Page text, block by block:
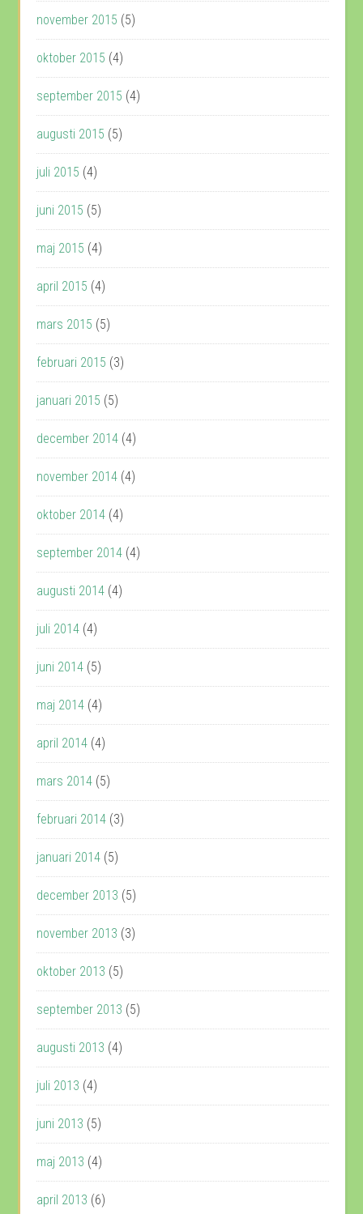
november 2015 (5)
oktober 2015 (4)
september 2015 (4)
augusti 2015 (5)
juli 2015 (4)
juni 2015 (5)
maj 2015 (4)
april 2015 (4)
mars 2015 (5)
februari 2015 (3)
januari 2015 (5)
december 2014 (4)
november 2014 (4)
oktober 2014 (4)
september 2014 (4)
augusti 2014 (4)
juli 2014 (4)
juni 2014 (5)
maj 2014 (4)
april 2014 (4)
mars 2014 (5)
februari 2014 (3)
januari 2014 (5)
december 2013 (5)
november 2013 (3)
oktober 2013 (5)
september 2013 (5)
augusti 2013 (4)
juli 2013 (4)
juni 2013 (5)
maj 2013 (4)
april 2013 (6)